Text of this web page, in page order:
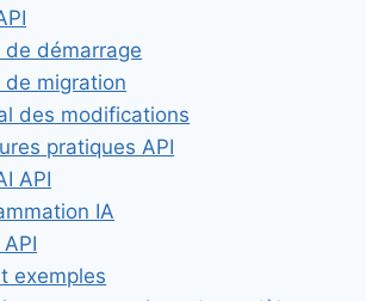
de démarrage
de migration
des modifications
pratiques API
API
IA
exemples